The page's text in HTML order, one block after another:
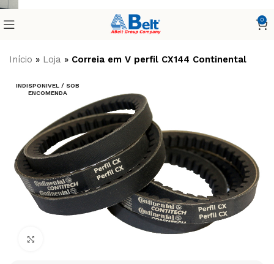
0
Início » Loja » Correia em V perfil CX144 Continental
INDISPONIVEL / SOB
ENCOMENDA